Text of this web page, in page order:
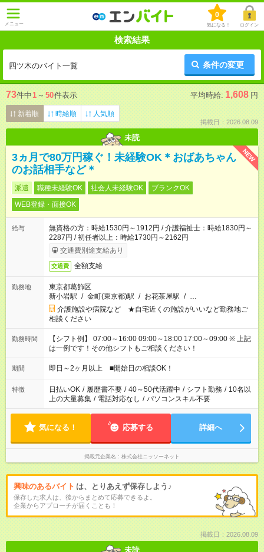
メニュー
0
気になる！ ログイン
検索結果
四ツ木のバイト一覧 条件の変更
73件中1 ～ 50件表示 平均時給: 1,608 円
新着順 時給順 人気順
掲載日：2026.08.09
未読
NEW
3ヵ月で80万円稼ぐ！未経験OK＊おばあちゃん
のお話相手など＊
派遣 職種未経験OK 社会人未経験OK
ブランクOK
WEB登録・面接OK
給与
無資格の方：時給1530円～1912円 / 介護福祉士：時給1830円～
2287円 / 初任者以上：時給1730円～2162円
交通費別途支給あり
交通費 全額支給
勤務地
東京都葛飾区
新小岩駅 / 金町(東京都)駅 / お花茶屋駅 / …
介護施設や病院など ★自宅近くの施設がいいなど勤務地ご
相談ください
勤務時間
【シフト例】 07:00～16:00 09:00～18:00 17:00～09:00 ※ 上記
は一例です！その他シフトもご相談ください！
期間 即日～2ヶ月以上 ■開始日の相談OK！
特徴 日払いOK / 履歴書不要 / 40～50代活躍中 / シフト勤務 / 10名以
上の大量募集 / 電話対応なし / パソコンスキル不要
気になる！ 応募する 詳細へ
掲載元企業名 株式会社ニッソーネット
興味のあるバイト は、とりあえず保存しよう♪
保存した求人は、後からまとめて応募できるよ。
企業からアプローチが届くことも！
掲載日：2026.08.09
未読